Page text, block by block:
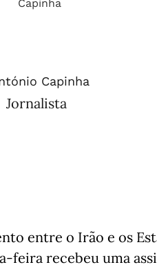
Capinha
Jornalista
entre o Irão e os
feira recebeu uma